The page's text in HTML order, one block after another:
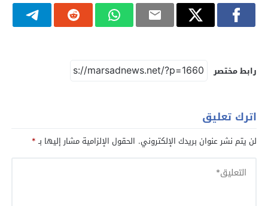
رابط مختصر
اترك تعليق
لن يتم نشر عنوان بريدك الإلكتروني. الحقول الإلزامية مشار إليها بـ*